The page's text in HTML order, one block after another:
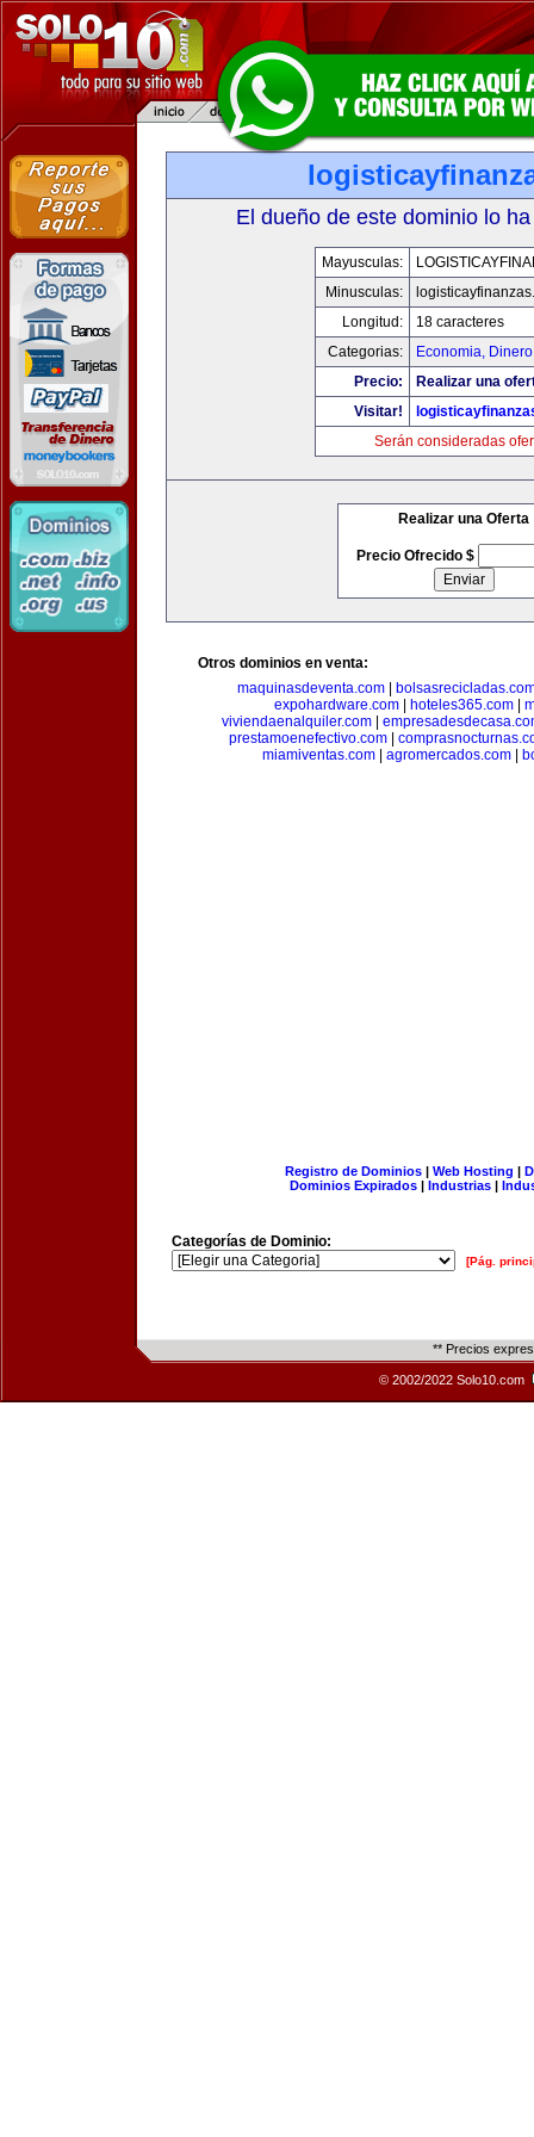
El dueño de este dominio lo
Mayusculas:
Minusculas:
Longitud:
18 caracteres
Categorias:
Economia,
Precio:
Realizar una
Visitar!
Serán consideradas
Realizar una Oferta
Precio Ofrecido $
Otros dominios en venta:
maquinasdeventa.com
expohardware.com| hoteles365.com|
viviendaenalquiler.com|
prestamoenefectivo.com
miamiventas.com
agromercados.com
Registro de Dominios| Web Hosting |
Dominios Expirados | Industrias |
Categorías de Dominio:
[Pág.
** Precios
© 2002/2022 Solo10.com